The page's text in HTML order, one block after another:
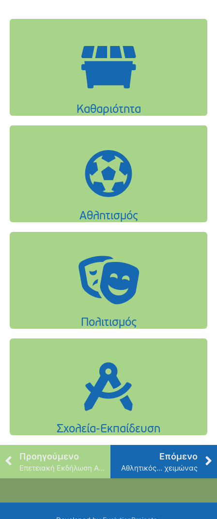
Προηγούμενο
Επετειακή Εκδήλωση Αγίας Σοφίας
Επόμενο
Αθλητικός… χειμώνας